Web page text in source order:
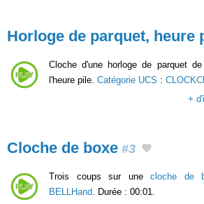
Horloge de parquet, heure
Cloche d'une horloge de parquet
l'heure pile. Catégorie UCS :
+
Cloche de boxe #3
Trois coups sur unecloche de
BELLHand . Durée : 00:01.